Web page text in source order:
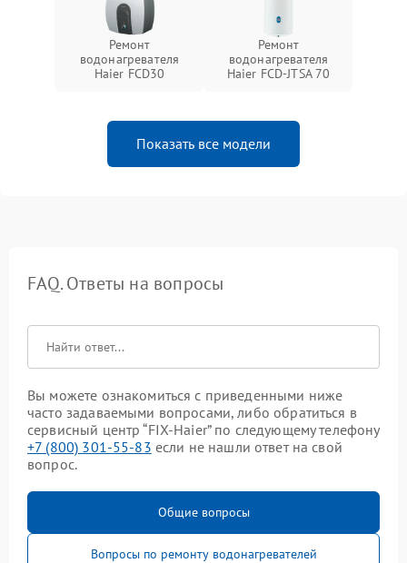
Ремонт
водонагревателя
Haier FCD30
Ремонт
водонагревателя
Haier FCD-JTSA 70
Показать все модели
FAQ. Ответы на вопросы
Вы можете ознакомиться с приведенными ниже
часто задаваемыми вопросами, либо обратиться в
сервисный центр “FIX-Haier” по следующему телефону
+7 (800) 301-55-83 если не нашли ответ на свой
вопрос.
Общие вопросы
Вопросы по ремонту водонагревателей